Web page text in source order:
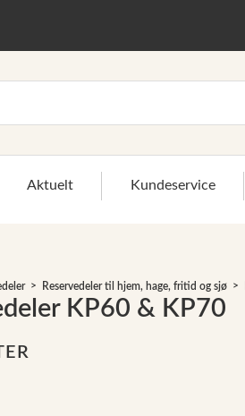
Aktuelt Kundeservice
Reservedeler til hjem, hage, fritid og sjø
KP60 & KP70